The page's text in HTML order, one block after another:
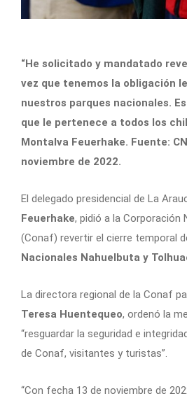
“He solicitado y mandatado
vez que tenemos la obligación
nuestros parques nacionales.
que le pertenece a todos los
Montalva Feuerhake. Fuente:
noviembre de 2022.
El delegado presidencial de La
Feuerhake, pidió a la Corporación
(Conaf) revertir el cierre temporal
Nacionales Nahuelbuta y
La directora regional de la Conaf
Teresa Huentequeo, ordenó la
“resguardar la seguridad e
de Conaf, visitantes y turistas”.
“Con fecha 13 de noviembre de